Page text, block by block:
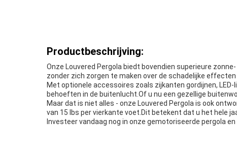
Productbeschrijving:
Onze Louvered Pergola biedt bovendien superieure
zonder zich zorgen te maken over de schadelijke
Met optionele accessoires zoals zijkanten gordijnen,
behoeften in de buitenlucht.Of u nu een gezellige
Maar dat is niet alles - onze Louvered Pergola is ook
van 15 lbs per vierkante voet.Dit betekent dat u het hele
Investeer vandaag nog in onze gemotoriseerde pergola